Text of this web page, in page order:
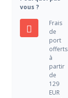
vous ?
Frais
de
port
offerts
à
partir
de
129
EUR